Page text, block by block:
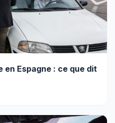
en Espagne : ce que dit